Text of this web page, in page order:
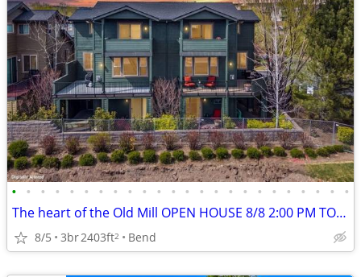
• • • • • • • • • • • • • • • • • • • • • • • •
The heart of the Old Mill OPEN HOUSE 8/8 2:00 PM TO 4:00 PM
8/5 3br2403ft2 Bend